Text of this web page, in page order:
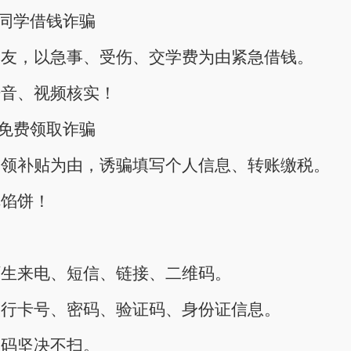
学借钱诈骗
，以急事、受伤、交学费为由紧急借钱。
、视频核实！
费领取诈骗
补贴为由，诱骗填写个人信息、转账缴税。
饼！
来电、短信、链接、二维码。
卡号、密码、验证码、身份证信息。
坚决不扫。